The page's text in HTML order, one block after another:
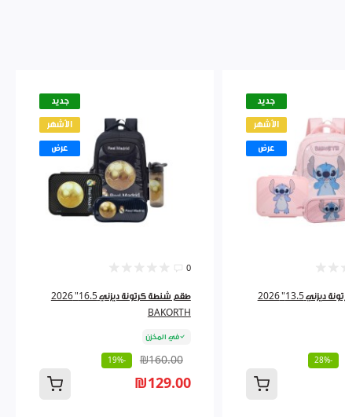
جديد
الأشهر
عرض
طقم شنطة كرتونة ديزني 13.5" 2026
-28%
جديد
الأشهر
عرض
0
طقم شنطة كرتونة ديزني 16.5" 2026
BAKORTH
في المخزن
₪160.00
-19%
₪129.00